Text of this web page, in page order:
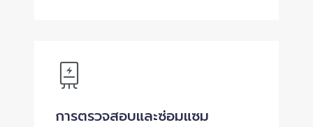
การตรวจสอบและซ่อมแซม